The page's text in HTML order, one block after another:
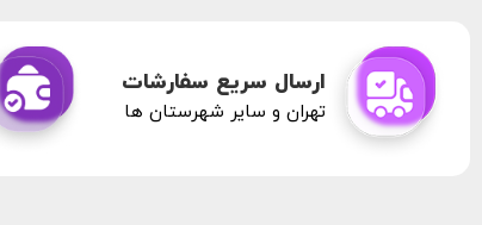
ارسال سریع سفارشات
تهران و سایر شهرستان ها